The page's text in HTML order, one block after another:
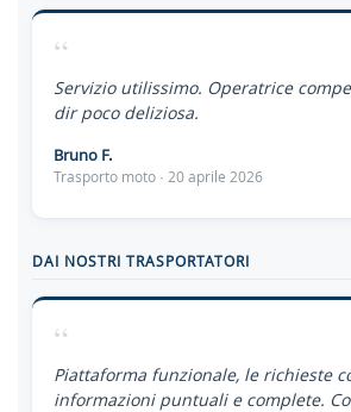
“
Servizio utilissimo. Operatrice
dir poco deliziosa.
Bruno F.
Trasporto moto · 20 aprile 2026
DAI NOSTRI TRASPORTATORI
“
Piattaforma funzionale, le richieste
informazioni puntuali e complete.